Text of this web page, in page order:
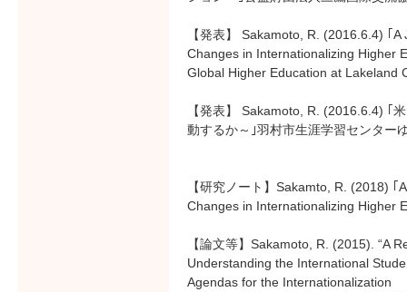
【発表】 Sakamoto, R. (2016.6.4) ｢
Changes in Internationalizing Higher
Global Higher Education at Lakeland
【発表】 Sakamoto, R. (2016.6.4) ｢
動するか～｣羽村市生涯学習センター
【研究ノート】Sakamto, R. (2018)
Changes in Internationalizing Higher
【論文等】Sakamoto, R. (2015). “A
Understanding the International
Agendas for the Internationalization